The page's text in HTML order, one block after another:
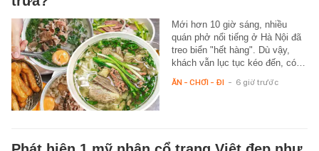
Mới hơn 10 giờ sáng, nhiều
quán phở nổi tiếng ở Hà Nội đã
treo biển "hết hàng". Dù vậy,
khách vẫn lục tục kéo đến, có…
ĂN - CHƠI - ĐI - 6 giờ trước